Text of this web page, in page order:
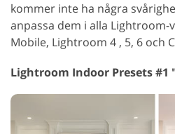
kommer inte ha några
anpassa dem i alla
Mobile, Lightroom 4 , 5, 6 och
Lightroom Indoor Presets #1